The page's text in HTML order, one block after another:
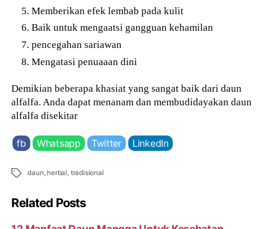
Memberikan efek lembab pada kulit
Baik untuk mengaatsi gangguan kehamilan
pencegahan sariawan
Mengatasi penuaaan dini
Demikian beberapa khasiat yang sangat baik dari daun
alfalfa. Anda dapat menanam dan membudidayakan daun
alfalfa disekitar
fb Whatsapp Twitter LinkedIn
Tags daun,herbal, tradisional
Related Posts